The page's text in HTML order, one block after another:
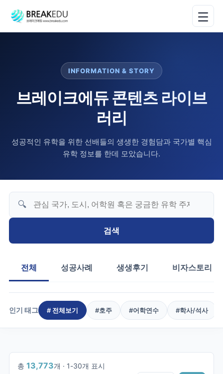
INFORMATION & STORY
브레이크에듀 콘텐츠 라이브
러리
성공적인 유학을 위한 선배들의 생생한 경험담과 국가별 핵심
유학 정보를 한데 모았습니다.
🔍
검색
전체 성공사례 생생후기 비자스토리
인기 태그 # 전체보기 #호주 #어학연수 #학사/석사
총 13,773개 · 1-30개 표시
1/460